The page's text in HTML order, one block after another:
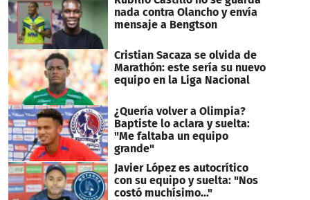
nada contra Olancho y envía
mensaje a Bengtson
Cristian Sacaza se olvida de
Marathón: este sería su nuevo
equipo en la Liga Nacional
¿Quería volver a Olimpia?
Baptiste lo aclara y suelta:
"Me faltaba un equipo
grande"
Javier López es autocrítico
con su equipo y suelta: "Nos
costó muchísimo..."